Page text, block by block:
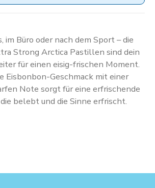
im Büro oder nach dem Sport – die
Strong Arctica Pastillen sind dein
für einen eisig-frischen Moment.
Eisbonbon-Geschmack mit einer
Note sorgt für eine erfrischende
belebt und die Sinne erfrischt.